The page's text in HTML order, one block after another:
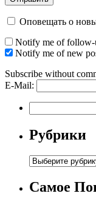
Оповещать о
Notify me of follow-
Notify me of new
Subscribe without
E-Mail:
Рубрики
Самое